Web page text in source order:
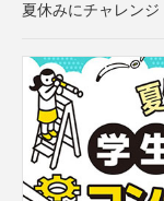
夏休みにチャレン